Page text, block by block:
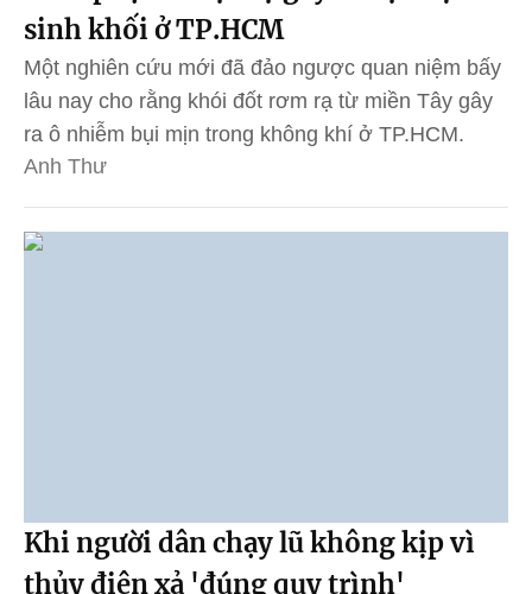
sinh khối ở TP.HCM
Một nghiên cứu mới đã đảo ngược quan niệm bấy
lâu nay cho rằng khói đốt rơm rạ từ miền Tây gây
ra ô nhiễm bụi mịn trong không khí ở TP.HCM.
Anh Thư
Khi người dân chạy lũ không kịp vì
thủy điện xả 'đúng quy trình'